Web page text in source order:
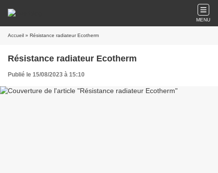
MENU
Accueil » Résistance radiateur Ecotherm
Résistance radiateur Ecotherm
Publié le 15/08/2023 à 15:10